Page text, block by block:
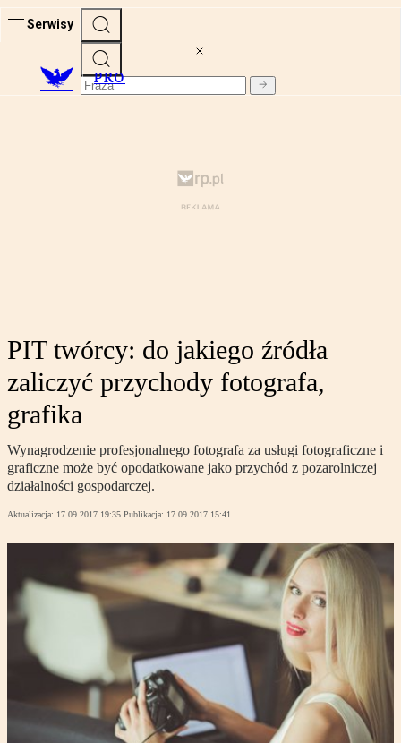
Serwisy
PRO
PIT twórcy: do jakiego źródła
zaliczyć przychody fotografa,
grafika
Wynagrodzenie profesjonalnego fotografa za usługi fotograficzne i
graficzne może być opodatkowane jako przychód z pozarolniczej
działalności gospodarczej.
Aktualizacja: 17.09.2017 19:35 Publikacja: 17.09.2017 15:41